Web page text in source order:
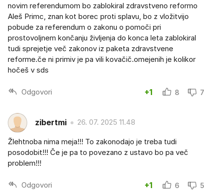
novim referendumom bo zablokiral zdravstveno reformo
Aleš Primc, znan kot borec proti splavu, bo z vložitvijo
pobude za referendum o zakonu o pomoči pri
prostovoljnem končanju življenja do konca leta zablokiral
tudi sprejetje več zakonov iz paketa zdravstvene
reforme.če ni primiv je pa vili kovačič.omejenih je kolikor
hočeš v sds
Odgovori +1 8 7
zibertmi 26. 07. 2025 11.48
Žlehtnoba nima meja!!! To zakonodajo je treba tudi
posodobit!!! Če je pa to povezano z ustavo bo pa več
problem!!!
Odgovori +1 6 5